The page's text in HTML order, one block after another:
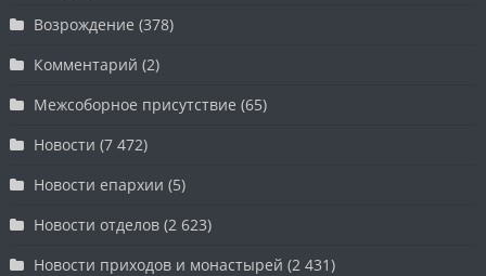
Возрождение (378)
Комментарий (2)
Межсоборное присутствие (65)
Новости (7 472)
Новости епархии (5)
Новости отделов (2 623)
Новости приходов и монастырей (2 431)